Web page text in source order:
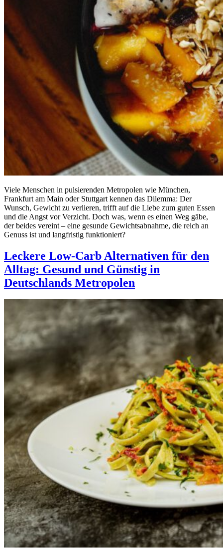
Viele Menschen in pulsierenden Metropolen wie München,
Frankfurt am Main oder Stuttgart kennen das Dilemma: Der
Wunsch, Gewicht zu verlieren, trifft auf die Liebe zum guten Essen
und die Angst vor Verzicht. Doch was, wenn es einen Weg gäbe,
der beides vereint – eine gesunde Gewichtsabnahme, die reich an
Genuss ist und langfristig funktioniert?
Leckere Low-Carb Alternativen für den
Alltag: Gesund und Günstig in
Deutschlands Metropolen